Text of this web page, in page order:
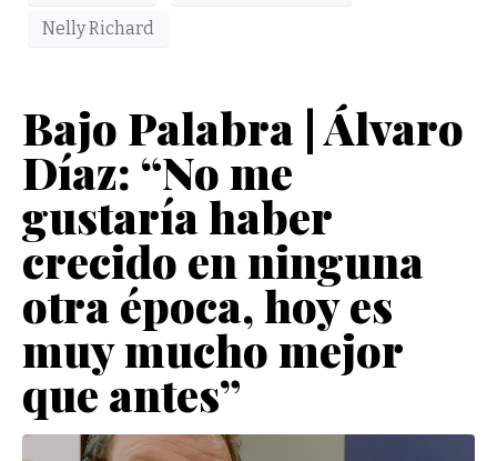
Nelly Richard
Bajo Palabra | Álvaro
Díaz: “No me
gustaría haber
crecido en ninguna
otra época, hoy es
muy mucho mejor
que antes”